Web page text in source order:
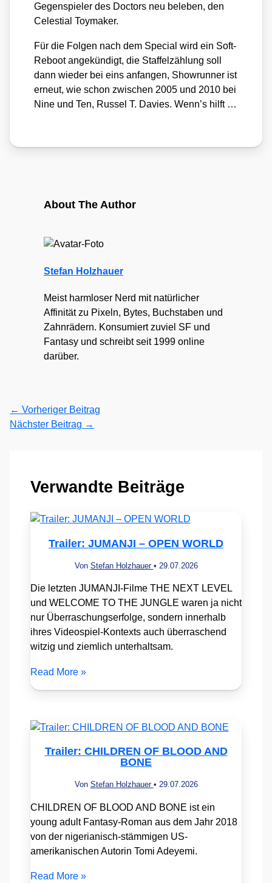
Gegen­spie­ler des Doc­tors neu bele­ben, den
Celes­ti­al Toy­ma­ker.
Für die Fol­gen nach dem Spe­cial wird ein Soft-
Reboot ange­kün­digt, die Staf­fel­zäh­lung soll
dann wie­der bei eins anfan­gen, Show­run­ner ist
erneut, wie schon zwi­schen 2005 und 2010 bei
Nine und Ten, Rus­sel T. Davies. Wenn’s hilft …
About The Author
Stefan Holzhauer
Meist harmloser Nerd mit natürlicher
Affinität zu Pixeln, Bytes, Buchstaben und
Zahnrädern. Konsumiert zuviel SF und
Fantasy und schreibt seit 1999 online
darüber.
← Vorheriger Beitrag
Nächster Beitrag →
Verwandte Beiträge
Trailer: JUMANJI – OPEN WORLD
Von Stefan Holzhauer • 29.07.2026
Die letzten JUMANJI-Filme THE NEXT LEVEL
und WELCOME TO THE JUNGLE waren ja nicht
nur Überraschungserfolge, sondern innerhalb
ihres Videospiel-Kontexts auch überraschend
witzig und ziemlich unterhaltsam.
Read More »
Trailer: CHILDREN OF BLOOD AND
BONE
Von Stefan Holzhauer • 29.07.2026
CHILDREN OF BLOOD AND BONE ist ein
young adult Fantasy-Roman aus dem Jahr 2018
von der nigerianisch-stämmigen US-
amerikanischen Autorin Tomi Adeyemi.
Read More »